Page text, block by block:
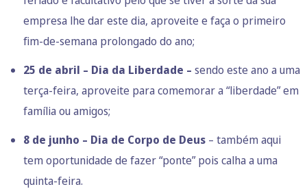
empresa lhe dar este dia, aproveite e faça o primeiro
fim-de-semana prolongado do ano;
25 de abril – Dia da Liberdade – sendo este ano a uma
terça-feira, aproveite para comemorar a “liberdade” em
família ou amigos;
8 de junho – Dia de Corpo de Deus – também aqui
tem oportunidade de fazer “ponte” pois calha a uma
quinta-feira.